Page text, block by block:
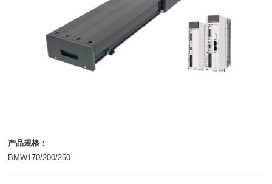
产品规格：
BMW170/200/250